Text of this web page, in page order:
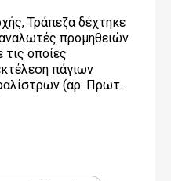
Τράπεζα δέχτηκε
προμηθειών
οποίες
πάγιων
(αρ. Πρωτ.